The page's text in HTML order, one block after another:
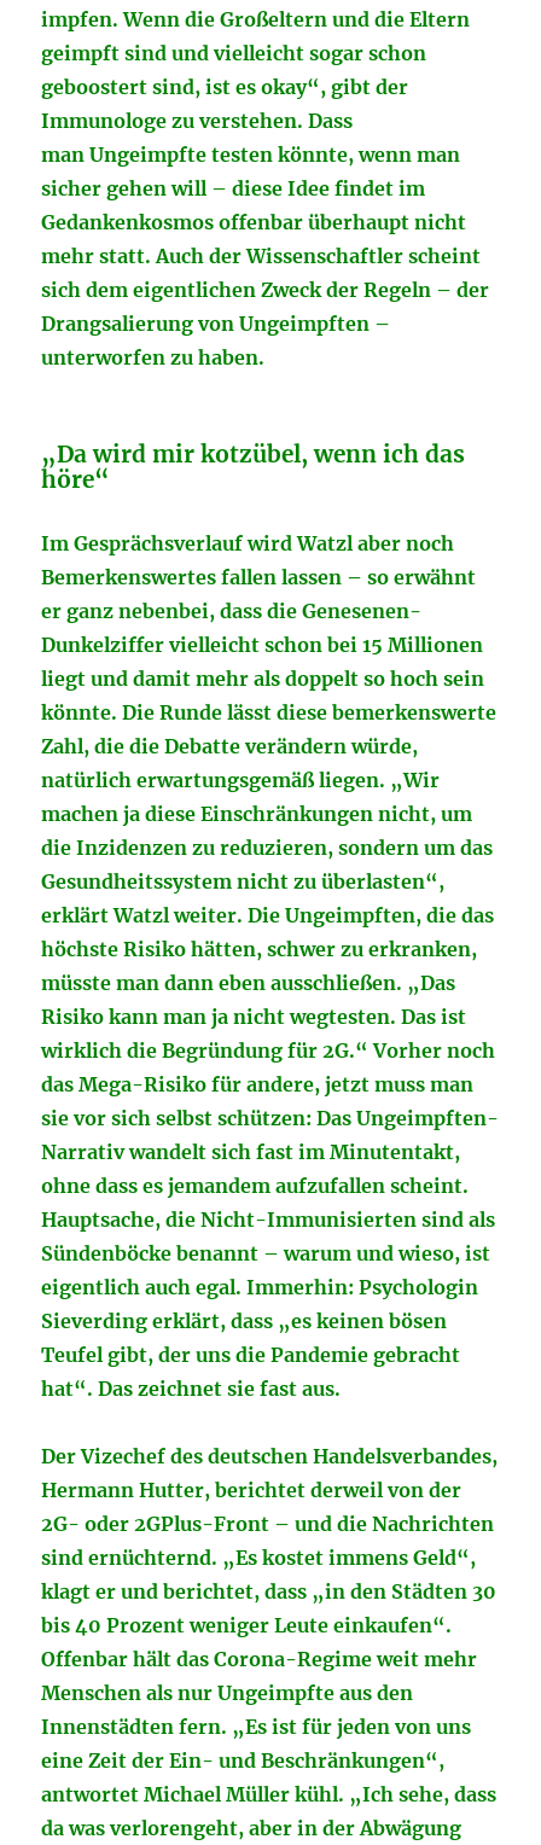
impfen. Wenn die Großeltern und die Eltern
geimpft sind und vielleicht sogar schon
geboostert sind, ist es okay“, gibt der
Immunologe zu verstehen. Dass
man Ungeimpfte testen könnte, wenn man
sicher gehen will – diese Idee findet im
Gedankenkosmos offenbar überhaupt nicht
mehr statt. Auch der Wissenschaftler scheint
sich dem eigentlichen Zweck der Regeln – der
Drangsalierung von Ungeimpften –
unterworfen zu haben.
„Da wird mir kotzübel, wenn ich das
höre“
Im Gesprächsverlauf wird Watzl aber noch
Bemerkenswertes fallen lassen – so erwähnt
er ganz nebenbei, dass die Genesenen-
Dunkelziffer vielleicht schon bei 15 Millionen
liegt und damit mehr als doppelt so hoch sein
könnte. Die Runde lässt diese bemerkenswerte
Zahl, die die Debatte verändern würde,
natürlich erwartungsgemäß liegen. „Wir
machen ja diese Einschränkungen nicht, um
die Inzidenzen zu reduzieren, sondern um das
Gesundheitssystem nicht zu überlasten“,
erklärt Watzl weiter. Die Ungeimpften, die das
höchste Risiko hätten, schwer zu erkranken,
müsste man dann eben ausschließen. „Das
Risiko kann man ja nicht wegtesten. Das ist
wirklich die Begründung für 2G.“ Vorher noch
das Mega-Risiko für andere, jetzt muss man
sie vor sich selbst schützen: Das Ungeimpften-
Narrativ wandelt sich fast im Minutentakt,
ohne dass es jemandem aufzufallen scheint.
Hauptsache, die Nicht-Immunisierten sind als
Sündenböcke benannt – warum und wieso, ist
eigentlich auch egal. Immerhin: Psychologin
Sieverding erklärt, dass „es keinen bösen
Teufel gibt, der uns die Pandemie gebracht
hat“. Das zeichnet sie fast aus.
Der Vizechef des deutschen Handelsverbandes,
Hermann Hutter, berichtet derweil von der
2G- oder 2GPlus-Front – und die Nachrichten
sind ernüchternd. „Es kostet immens Geld“,
klagt er und berichtet, dass „in den Städten 30
bis 40 Prozent weniger Leute einkaufen“.
Offenbar hält das Corona-Regime weit mehr
Menschen als nur Ungeimpfte aus den
Innenstädten fern. „Es ist für jeden von uns
eine Zeit der Ein- und Beschränkungen“,
antwortet Michael Müller kühl. „Ich sehe, dass
da was verlorengeht, aber in der Abwägung